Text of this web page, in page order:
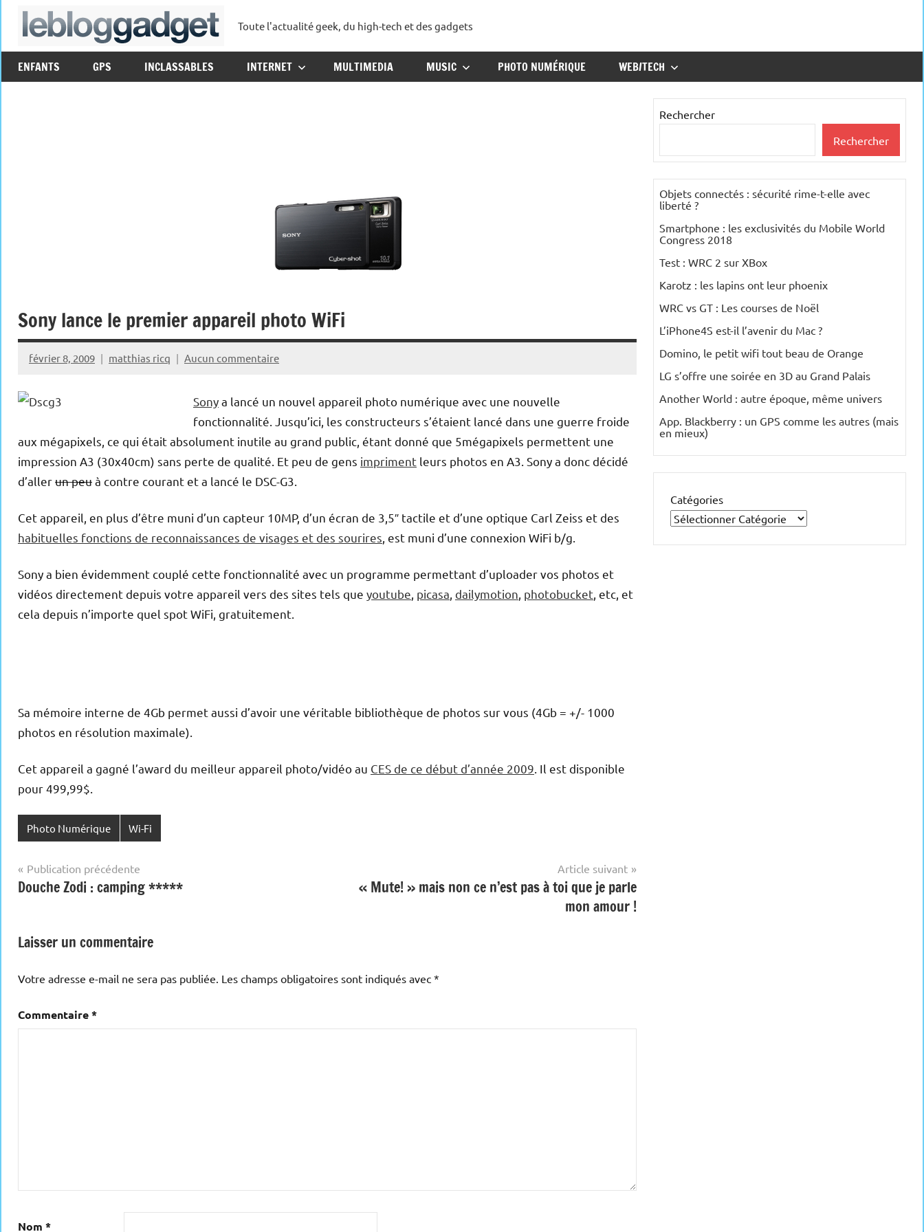
Aller
lebloggadget
Toute l'actualité geek, du high-tech et des gadgets
ENFANTS GPS INCLASSABLES INTERNET MULTIMEDIA MUSIC PHOTO NUMÉRIQUE WEB/TECH
Sony lance le premier appareil photo WiFi
février 8, 2009 matthias ricq Aucun commentaire
Sonya lancé un nouvel appareil photo numérique avec une nouvelle
fonctionnalité. Jusqu’ici, les constructeurs s’étaient lancé dans une guerre froide
aux mégapixels, ce qui était absolument inutile au grand public, étant donné que 5mégapixels permettent une
impression A3 (30x40cm) sans perte de qualité. Et peu de gens impriment leurs photos en A3. Sony a donc décidé
d’allerun peuà contre courant et a lancé le DSC-G3.
Cet appareil, en plus d’être muni d’un capteur 10MP, d’un écran de 3,5″ tactile et d’une optique Carl Zeiss et des
habituelles fonctions de reconnaissances de visages et des sourires , est muni d’une connexion WiFi b/g.
Sony a bien évidemment couplé cette fonctionnalité avec un programme permettant d’uploader vos photos et
vidéos directement depuis votre appareil vers des sites tels que youtube picasa dailymotion photobucket , etc, et
cela depuis n’importe quel spot WiFi, gratuitement.
Sa mémoire interne de 4Gb permet aussi d’avoir une véritable bibliothèque de photos sur vous (4Gb = +/- 1000
photos en résolution maximale).
Cet appareil a gagné l’award du meilleur appareil photo/vidéo au CES de ce début d’année 2009 . Il est disponible
pour 499,99$.
Photo Numérique Wi-Fi
Navigation
de
Publication précédente
Douche Zodi : camping *****
Article suivant
« Mute! » mais non ce n’est pas à toi que je parle
mon amour !
Laisser un commentaire
Votre adresse e-mail ne sera pas publiée. Les champs obligatoires sont indiqués avec *
Commentaire*
Nom *
Rechercher
Rechercher
Objets connectés : sécurité rime-t-elle avec
liberté ?
Smartphone : les exclusivités du Mobile World
Congress 2018
Test : WRC 2 sur XBox
Karotz : les lapins ont leur phoenix
WRC vs GT : Les courses de Noël
L’iPhone4S est-il l’avenir du Mac ?
Domino, le petit wifi tout beau de Orange
LG s’offre une soirée en 3D au Grand Palais
Another World : autre époque, même univers
App. Blackberry : un GPS comme les autres (mais
en mieux)
Catégories